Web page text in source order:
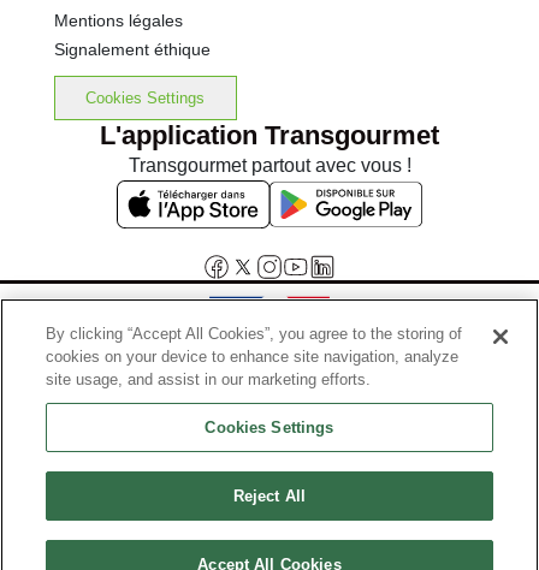
Mentions légales
Signalement éthique
Cookies Settings
L'application Transgourmet
Transgourmet partout avec vous !
Interdiction de vente de boissons alcooliques aux mineurs de
moins de 18 ans
La preuve de majorité de l'acheteur est exigée au moment de la vente
Code de la santé publique, Aar.l.3342-1 et l.3353-3
© Tous droits réservés
By clicking “Accept All Cookies”, you agree to the storing of
cookies on your device to enhance site navigation, analyze
site usage, and assist in our marketing efforts.
Cookies Settings
Reject All
Accept All Cookies